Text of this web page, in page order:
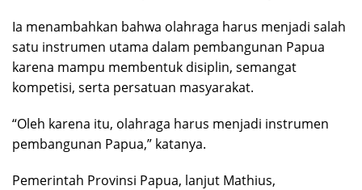
Ia menambahkan bahwa olahraga harus menjadi salah
satu instrumen utama dalam pembangunan Papua
karena mampu membentuk disiplin, semangat
kompetisi, serta persatuan masyarakat.
“Oleh karena itu, olahraga harus menjadi instrumen
pembangunan Papua,” katanya.
Pemerintah Provinsi Papua, lanjut Mathius,